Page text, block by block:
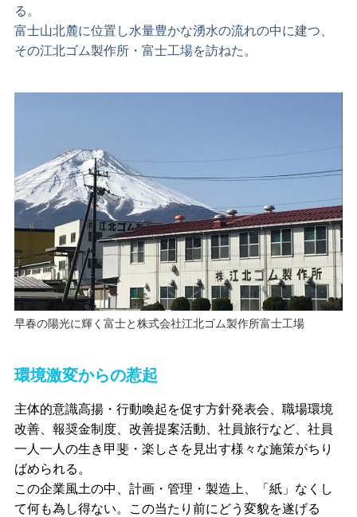
る。
富士山北麓に位置し水量豊かな湧水の流れの中に建つ、
その江北ゴム製作所・富士工場を訪ねた。
早春の陽光に輝く富士と株式会社江北ゴム製作所富士工場
環境激変からの惹起
主体的意識高揚・行動喚起を促す方針発表会、職場環境
改善、報奨金制度、改善提案活動、社員旅行など、社員
一人一人の生き甲斐・楽しさを見出す様々な施策がちり
ばめられる。
この企業風土の中、計画・管理・製造上、「紙」なくし
て何も為し得ない。この当たり前にどう変貌を遂げる